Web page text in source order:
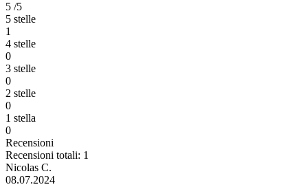
5 /5
5 stelle
1
4 stelle
0
3 stelle
0
2 stelle
0
1 stella
0
Recensioni
Recensioni totali: 1
Nicolas C.
08.07.2024